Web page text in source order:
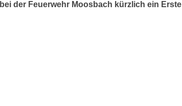
der Feuerwehr Moosbach kürzlich ein Erste